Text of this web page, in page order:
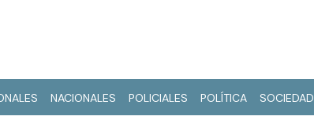
NACIONALES POLICIALES POLÍTICA SOCIEDAD